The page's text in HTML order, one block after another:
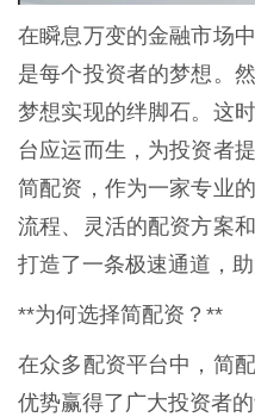
在瞬息万变的金融市场
是每个投资者的梦想。
梦想实现的绊脚石。这
台应运而生，为投资者
简配资，作为一家专业
流程、灵活的配资方案
打造了一条极速通道，
**为何选择简配资？**
在众多配资平台中，简
优势赢得了广大投资者的